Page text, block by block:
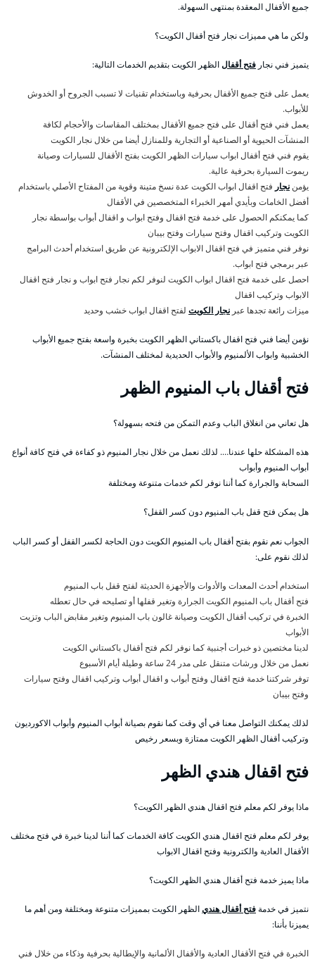
جميع الأقفال المعقدة بمنتهى السهولة.
ولكن ما هي مميزات نجار فتح أقفال الكويت؟
يتميز فني نجار فتح أقفالالظهر الكويت بتقديم الخدمات التالية:
يعمل على فتح جميع الأقفال بحرفية وباستخدام تقنيات لا تسبب الجروح أو الخدوش
للأبواب.
يعمل فني فتح أقفال على فتح جميع الأقفال بمختلف المقاسات والأحجام لكافة
المنشآت الحيوية أو الصناعية أو التجارية وللمنازل أيضا من خلال نجار الكويت
يقوم فني فتح أقفال ابواب سيارات الظهر الكويت بفتح الأقفال للسيارات وصيانة
ريموت السيارة بحرفية عالية.
يؤمن نجار فتح اقفال ابواب الكويت عدة نسخ متينة وقوية من المفتاح الأصلي باستخدام
أفضل الخامات وبأيدي أمهر الخبراء المتخصصين في الأقفال
كما يمكنكم الحصول على خدمة فتح اقفال وفتح ابواب و اقفال أبواب بواسطة نجار
الكويت وتركيب اقفال وفتح سيارات وفتح بيبان
نوفر فني متميز في فتح اقفال الابواب الإلكترونية عن طريق استخدام أحدث البرامج
عبر برمجي فتح ابواب.
احصل على خدمة فتح اقفال ابواب الكويت لنوفر لكم نجار فتح ابواب و نجار فتح اقفال
الابواب وتركيب اقفال
ميزات رائعة تجدها عبر نجار الكويت لفتح اقفال ابواب خشب وحديد
نؤمن أيضا فني فتح اقفال باكستاني الظهر الكويت بخبرة واسعة بفتح جميع الأبواب
الخشبية وابواب الألمنيوم والأبواب الحديدية لمختلف المنشآت.
فتح أقفال باب المنيوم الظهر
هل تعاني من انغلاق الباب وعدم التمكن من فتحه بسهولة؟
هذه المشكلة حلها عندنا…. لذلك نعمل من خلال نجار المنيوم ذو كفاءة في فتح كافة أنواع
أبواب المنيوم وأبواب
السحابة والجرارة كما أننا نوفر لكم خدمات متنوعة ومختلفة
هل يمكن فتح قفل باب المنيوم دون كسر القفل؟
الجواب نعم نقوم بفتح أقفال باب المنيوم الكويت دون الحاجة لكسر القفل أو كسر الباب
لذلك نقوم على:
استخدام أحدث المعدات والأدوات والأجهزة الحديثة لفتح قفل باب المنيوم
فتح أقفال باب المنيوم الكويت الجرارة وتغير قفلها أو تصليحه في حال تعطله
الخبرة في تركيب أقفال الكويت وصيانة غالون باب المنيوم وتغير مقابض الباب وتزيت
الأبواب
لدينا مختصين ذو خبرات أجنبية كما نوفر لكم فتح أقفال باكستاني الكويت
نعمل من خلال ورشات متنقل على مدر 24 ساعة وطيلة أيام الأسبوع
توفر شركتنا خدمة فتح اقفال وفتح أبواب و اقفال أبواب وتركيب اقفال وفتح سيارات
وفتح بيبان
لذلك يمكنك التواصل معنا في أي وقت كما نقوم بصيانة أبواب المنيوم وأبواب الاكورديون
وتركيب أقفال الظهر الكويت ممتازة وبسعر رخيص
فتح اقفال هندي الظهر
ماذا يوفر لكم معلم فتح اقفال هندي الظهر الكويت؟
يوفر لكم معلم فتح اقفال هندي الكويت كافة الخدمات كما أننا لدينا خبرة في فتح مختلف
الأقفال العادية والكترونية وفتح اقفال الابواب
ماذا يميز خدمة فتح أقفال هندي الظهر الكويت؟
نتميز في خدمةفتح أقفال هنديالظهر الكويت بمميزات متنوعة ومختلفة ومن أهم ما
يميزنا بأننا:
الخبرة في فتح الأقفال العادية والأقفال الألمانية والإيطالية بحرفية وذكاء من خلال فني